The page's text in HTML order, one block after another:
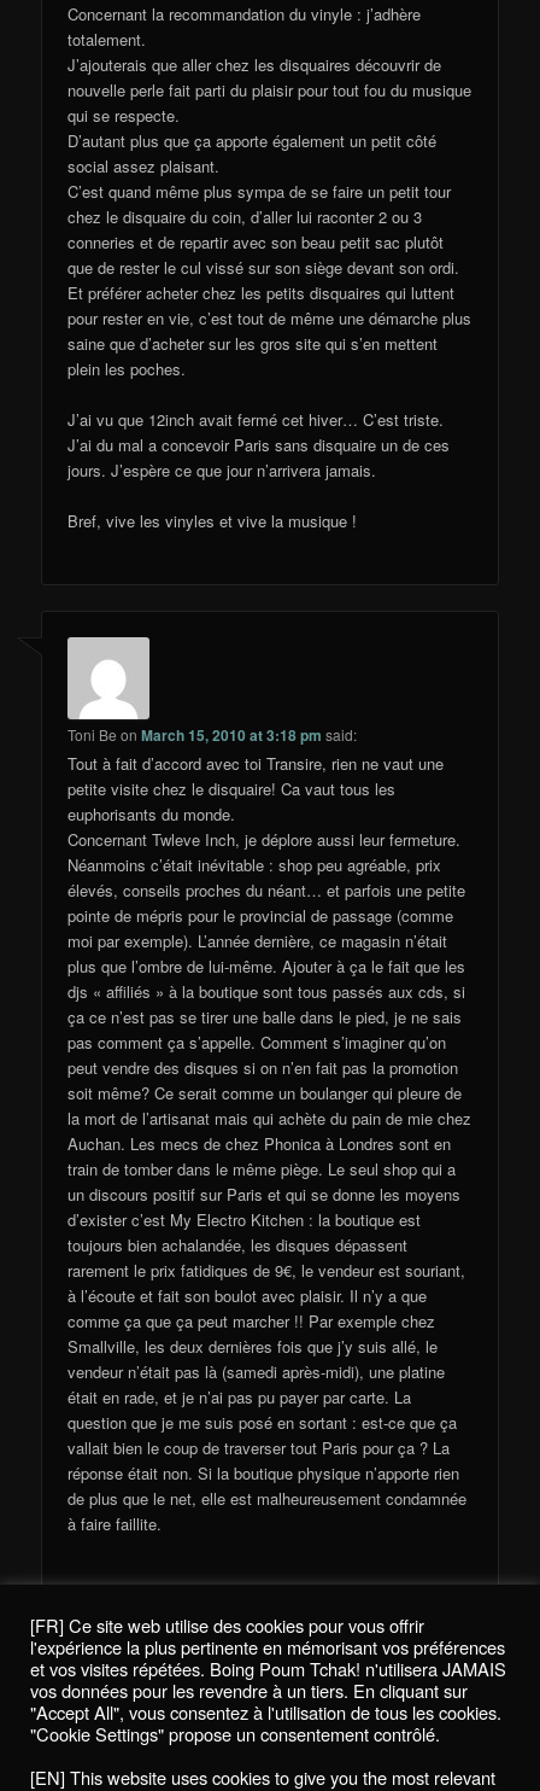
Concernant la recommandation du vinyle : j’adhère
totalement.
J’ajouterais que aller chez les disquaires découvrir de
nouvelle perle fait parti du plaisir pour tout fou du musique
qui se respecte.
D’autant plus que ça apporte également un petit côté
social assez plaisant.
C’est quand même plus sympa de se faire un petit tour
chez le disquaire du coin, d’aller lui raconter 2 ou 3
conneries et de repartir avec son beau petit sac plutôt
que de rester le cul vissé sur son siège devant son ordi.
Et préférer acheter chez les petits disquaires qui luttent
pour rester en vie, c’est tout de même une démarche plus
saine que d’acheter sur les gros site qui s’en mettent
plein les poches.
J’ai vu que 12inch avait fermé cet hiver… C’est triste.
J’ai du mal a concevoir Paris sans disquaire un de ces
jours. J’espère ce que jour n’arrivera jamais.
Bref, vive les vinyles et vive la musique !
Toni Be onMarch 15, 2010 at 3:18 pm said:
Tout à fait d’accord avec toi Transire, rien ne vaut une
petite visite chez le disquaire! Ca vaut tous les
euphorisants du monde.
Concernant Twleve Inch, je déplore aussi leur fermeture.
Néanmoins c’était inévitable : shop peu agréable, prix
élevés, conseils proches du néant… et parfois une petite
pointe de mépris pour le provincial de passage (comme
moi par exemple). L’année dernière, ce magasin n’était
plus que l’ombre de lui-même. Ajouter à ça le fait que les
djs « affiliés » à la boutique sont tous passés aux cds, si
ça ce n’est pas se tirer une balle dans le pied, je ne sais
pas comment ça s’appelle. Comment s’imaginer qu’on
peut vendre des disques si on n’en fait pas la promotion
soit même? Ce serait comme un boulanger qui pleure de
la mort de l’artisanat mais qui achète du pain de mie chez
Auchan. Les mecs de chez Phonica à Londres sont en
train de tomber dans le même piège. Le seul shop qui a
un discours positif sur Paris et qui se donne les moyens
d’exister c’est My Electro Kitchen : la boutique est
toujours bien achalandée, les disques dépassent
rarement le prix fatidiques de 9€, le vendeur est souriant,
à l’écoute et fait son boulot avec plaisir. Il n’y a que
comme ça que ça peut marcher !! Par exemple chez
Smallville, les deux dernières fois que j’y suis allé, le
vendeur n’était pas là (samedi après-midi), une platine
était en rade, et je n’ai pas pu payer par carte. La
question que je me suis posé en sortant : est-ce que ça
vallait bien le coup de traverser tout Paris pour ça ? La
réponse était non. Si la boutique physique n’apporte rien
de plus que le net, elle est malheureusement condamnée
à faire faillite.
Comments are closed.
Politique de confidentialité / Privacy Policy
[FR] Ce site web utilise des cookies pour vous offrir
l'expérience la plus pertinente en mémorisant vos préférences
et vos visites répétées. Boing Poum Tchak! n'utilisera JAMAIS
vos données pour les revendre à un tiers. En cliquant sur
"Accept All", vous consentez à l'utilisation de tous les cookies.
"Cookie Settings" propose un consentement contrôlé.
[EN] This website uses cookies to give you the most relevant